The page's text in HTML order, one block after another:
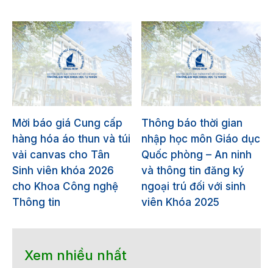
Mời báo giá Cung cấp
hàng hóa áo thun và túi
vải canvas cho Tân
Sinh viên khóa 2026
cho Khoa Công nghệ
Thông tin
Thông báo thời gian
nhập học môn Giáo dục
Quốc phòng – An ninh
và thông tin đăng ký
ngoại trú đối với sinh
viên Khóa 2025
Xem nhiều nhất